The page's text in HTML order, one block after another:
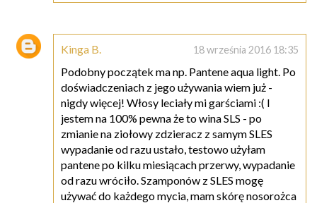
Kinga B. 18 września 2016 18:35
Podobny początek ma np. Pantene aqua light. Po
doświadczeniach z jego używania wiem już -
nigdy więcej! Włosy leciały mi garściami :( I
jestem na 100% pewna że to wina SLS - po
zmianie na ziołowy zdzieracz z samym SLES
wypadanie od razu ustało, testowo użyłam
pantene po kilku miesiącach przerwy, wypadanie
od razu wróciło. Szamponów z SLES mogę
używać do każdego mycia, mam skórę nosorożca